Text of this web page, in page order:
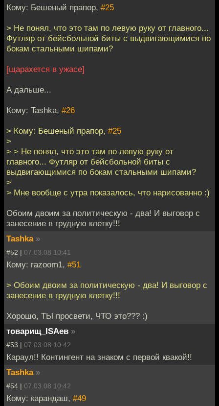
Кому: Бешеный прапор, #25
> Не понял, что это там по левую руку от главного...
Футляр от бейсбольной биты с выдвигающимися по
бокам стальными шипами?
[щарахется в ужасе]
А дальше...
Кому: Tashka, #26
> Кому: Бешеный прапор, #25
>
> > Не понял, что это там по левую руку от
главного... Футляр от бейсбольной биты с
выдвигающимися по бокам стальными шипами?
>
> Мне вообще с утра показалось, что нарисованно :)
Обоим двоим за политическую - два! И выговор с
занесение в грудную клетку!!!
Tashka »
#52 | 07.03.08 10:41
Кому: razoom1, #51
> Обоим двоим за политическую - два! И выговор с
занесение в грудную клетку!!!
Хорошо, ТЫ просвети, ЧТО это??? :)
товарищ_ISAев »
#53 | 07.03.08 10:42
Караул!! Контингент на знаком с первой квакой!!
Tashka »
#54 | 07.03.08 10:42
Кому: карандаш, #49